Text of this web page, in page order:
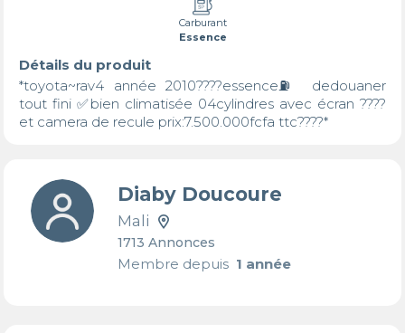
Carburant
Essence
Détails du produit
*toyota~rav4 année 2010????essence⛽️ dedouaner
tout fini ✅bien climatisée 04cylindres avec écran ????
et camera de recule prix:7.500.000fcfa ttc????*
Diaby Doucoure
Mali
1713 Annonces
Membre depuis1 année